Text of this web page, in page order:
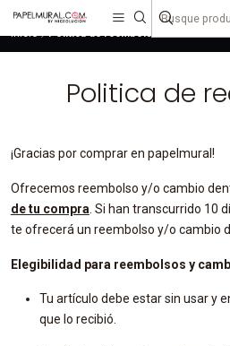
liquidaciones
Inicio Politica de reembolso
Politica de
¡Gracias por comprar en papelmural!
Ofrecemos reembolso y/o cambio
de tu compra . Si han transcurrido 10
te ofrecerá un reembolso y/o cambio
Elegibilidad para reembolsos y
Tu artículo debe estar sin usar y
que lo recibió.